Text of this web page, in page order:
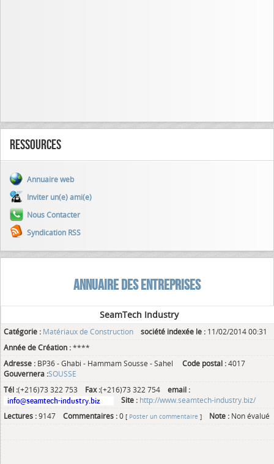
Ressources
Annuaire web
Inviter un(e) ami(e)
Nous Contacter
Syndication RSS
ANNUAIRE DES ENTREPRISES
SeamTech Industry
Catégorie : Matériaux de Construction société indexée le : 11/02/2014 00:31
Année de Création :****
Adresse : BP36 - Ghabi - Hammam Sousse - Sahel Code postal :4017
Gouvernera :SOUSSE
Tél :(+216)73 322 753 Fax :(+216)73 322 754
email :
Site : http://www.seamtech-industry.biz/
Lectures :9147 Commentaires :0 [ Poster un commentaire ] Note : Non évalué